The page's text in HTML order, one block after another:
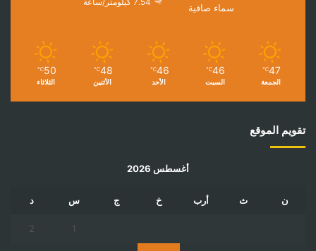
سماء صافية
7.54 كيلومتر/ساعة
47
℃
الجمعة
46
℃
السبت
46
℃
الأحد
48
℃
الأثنين
50
℃
الثلاثاء
تقويم الموقع
أغسطس 2026
ن ث أرب خ ج س د
1
2